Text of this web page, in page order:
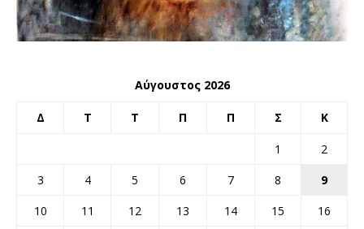
Αύγουστος 2026
Δ Τ Τ Π Π Σ Κ
1
2
3
4 5 6 7 8
9
10
11 12 13 14 15
16